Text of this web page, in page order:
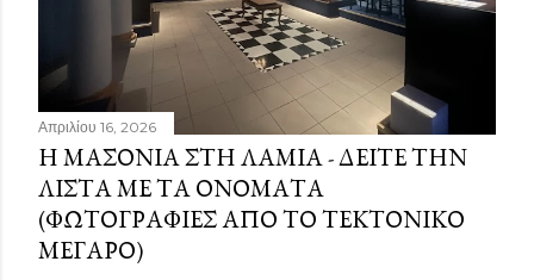
Απριλίου 16, 2026
Η ΜΑΣΟΝΊΑ ΣΤΗ ΛΑΜΊΑ - ΔΕΊΤΕ ΤΗΝ
ΛΊΣΤΑ ΜΕ ΤΑ ΟΝΌΜΑΤΑ
(ΦΩΤΟΓΡΑΦΊΕΣ ΑΠΌ ΤΟ ΤΕΚΤΟΝΙΚΌ
ΜΈΓΑΡΟ)